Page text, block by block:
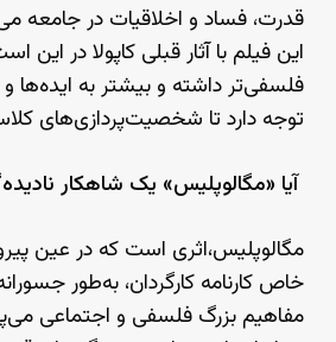
قدرت، فساد و اخلاقیات در جامعه
این فیلم با آثار قبلی کاپولا در این
فلسفی‌تر داشته و بیشتر به ایده‌ها
توجه دارد تا شخصیت‌پردازی‌های
آیا «مگالوپلیس» یک شاهکار
مگالوپلیس،اثری است که در عین
خاص کارنامه کارگردان، به‌طور
مفاهیم بزرگ فلسفی و اجتماعی